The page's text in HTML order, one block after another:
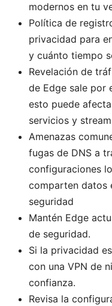
modernos en tu
Política de
privacidad para
y cuánto tiempo
Revelación de
de Edge sale por
esto puede
servicios y
Amenazas
fugas de DNS a
configuraciones
comparten datos
seguridad
Mantén Edge
de seguridad.
Si la privacidad
con una VPN de
confianza.
Revisa la